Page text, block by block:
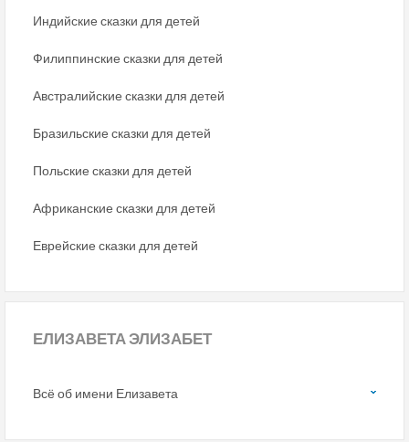
Индийские сказки для детей
Филиппинские сказки для детей
Австралийские сказки для детей
Бразильские сказки для детей
Польские сказки для детей
Африканские сказки для детей
Еврейские сказки для детей
ЕЛИЗАВЕТА ЭЛИЗАБЕТ
Всё об имени Елизавета